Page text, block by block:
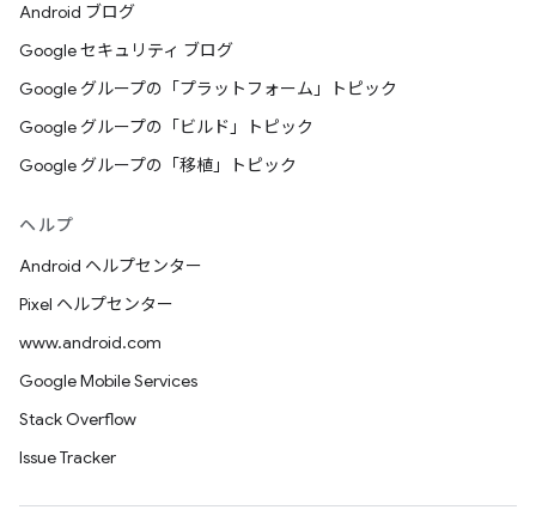
Android ブログ
Google セキュリティ ブログ
Google グループの「プラットフォーム」トピック
Google グループの「ビルド」トピック
Google グループの「移植」トピック
ヘルプ
Android ヘルプセンター
Pixel ヘルプセンター
www.android.com
Google Mobile Services
Stack Overflow
Issue Tracker